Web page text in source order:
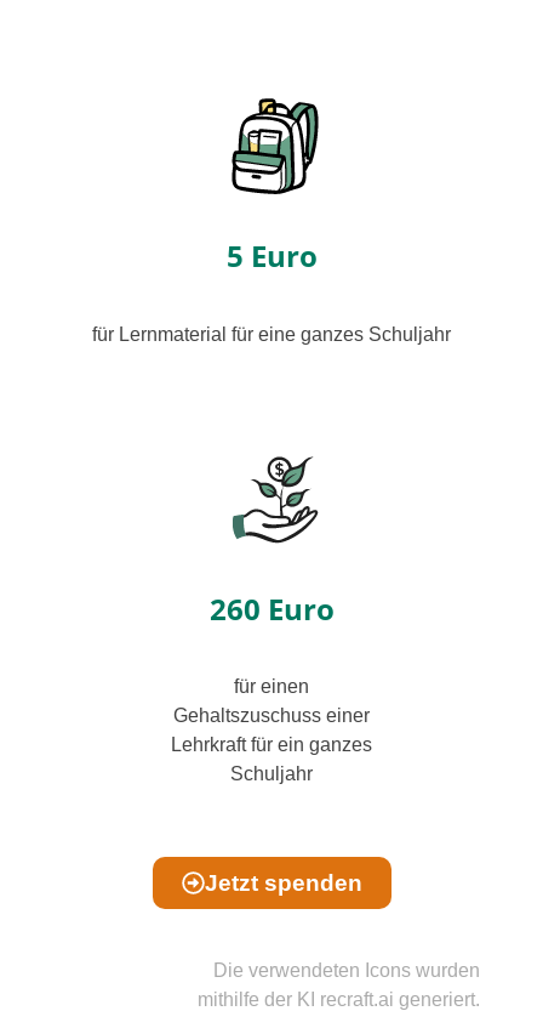
5 Euro
für Lernmaterial für eine gan­zes Schuljahr
260 Euro
für einen
Gehaltszuschuss einer
Lehrkraft für ein gan­zes
Schuljahr
Jetzt spen­den
Die ver­wen­de­ten Icons wur­den
mit­hil­fe der KI recraft.ai gene­riert.